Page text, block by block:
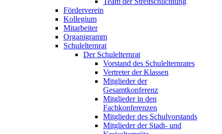
Förderverein
Kollegium
Mitarbeiter
Organigramm
Schulelternrat
Der Schulelternrat
Vorstand des Schulelternrates
Vertreter der Klassen
Mitglieder der
Gesamtkonferenz
Mitglieder in den
Fachkonferenzen
Mitglieder des Schulvorstands
Mitglieder der Stadt- und